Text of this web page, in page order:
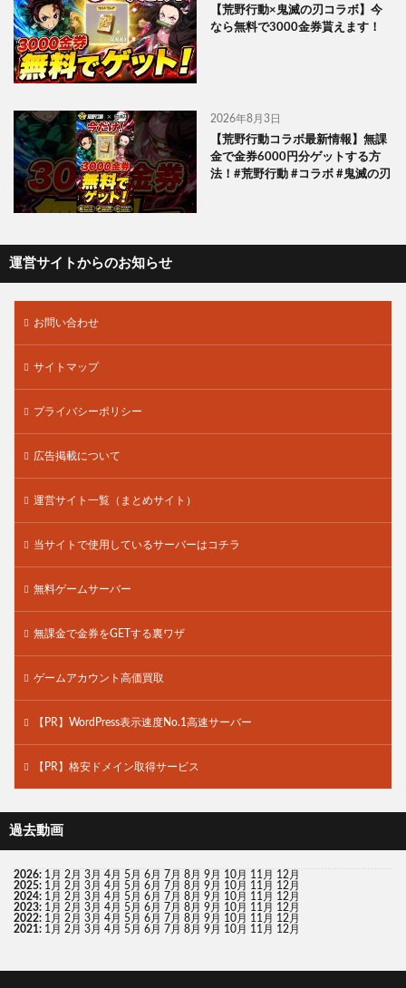
【荒野行動×鬼滅の刃コラボ】今
なら無料で3000金券貰えます！
2026年8月3日
【荒野行動コラボ最新情報】無課
金で金券6000円分ゲットする方
法！#荒野行動 #コラボ #鬼滅の刃
運営サイトからのお知らせ
お問い合わせ
サイトマップ
プライバシーポリシー
広告掲載について
運営サイト一覧（まとめサイト）
当サイトで使用しているサーバーはコチラ
無料ゲームサーバー
無課金で金券をGETする裏ワザ
ゲームアカウント高価買取
【PR】WordPress表示速度No.1高速サーバー
【PR】格安ドメイン取得サービス
過去動画
2026: 1月 2月 3月 4月 5月 6月 7月 8月 9月 10月 11月 12月
2025: 1月 2月 3月 4月 5月 6月 7月 8月 9月 10月 11月 12月
2024: 1月 2月 3月 4月 5月 6月 7月 8月 9月 10月 11月 12月
2023: 1月 2月 3月 4月 5月 6月 7月 8月 9月 10月 11月 12月
2022: 1月 2月 3月 4月 5月 6月 7月 8月 9月 10月 11月 12月
2021: 1月 2月 3月 4月 5月 6月 7月 8月 9月 10月 11月 12月